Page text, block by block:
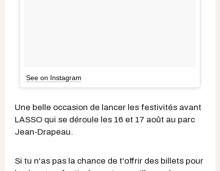
See on Instagram
Une belle occasion de lancer les festivités avant
LASSO qui se déroule les 16 et 17 août au parc
Jean-Drapeau.
Si tu n'as pas la chance de t'offrir des billets pour